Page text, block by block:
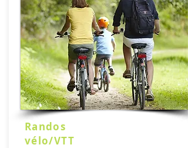
Randos
vélo/VTT